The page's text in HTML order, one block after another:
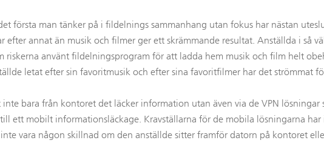
första man tänker på i fildelnings sammanhang utan fokus har nästan
efter annat än musik och filmer ger ett skrämmande resultat. Anställda i så
riskerna använt fildelningsprogram för att ladda hem musik och film helt
letat efter sin favoritmusik och efter sina favoritfilmer har det strömmat
bara från kontoret det läcker information utan även via de VPN
ett mobilt informationsläckage. Kravställarna för de mobila lösningarna
vara någon skillnad om den anställde sitter framför datorn på kontoret